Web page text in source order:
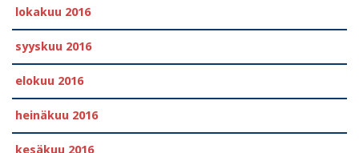
lokakuu 2016
syyskuu 2016
elokuu 2016
heinäkuu 2016
kesäkuu 2016